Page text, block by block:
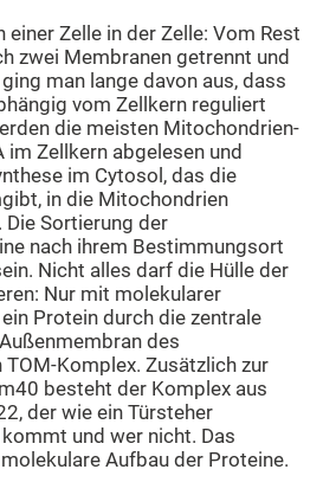
einer Zelle in der Zelle: Vom Rest
zwei Membranen getrennt und
man lange davon aus, dass
vom Zellkern reguliert
die meisten Mitochondrien-
im Zellkern abgelesen und
im Cytosol, das die
in die Mitochondrien
Sortierung der
nach ihrem Bestimmungsort
Nicht alles darf die Hülle der
Nur mit molekularer
Protein durch die zentrale
des
Komplex. Zusätzlich zur
besteht der Komplex aus
der wie ein Türsteher
und wer nicht. Das
Aufbau der Proteine.